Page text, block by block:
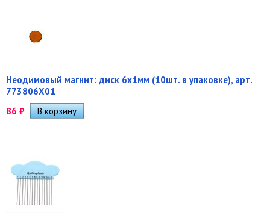
Неодимовый магнит: диск 6х1мм (10шт. в упаковке), арт.
773806Х01
86 ₽